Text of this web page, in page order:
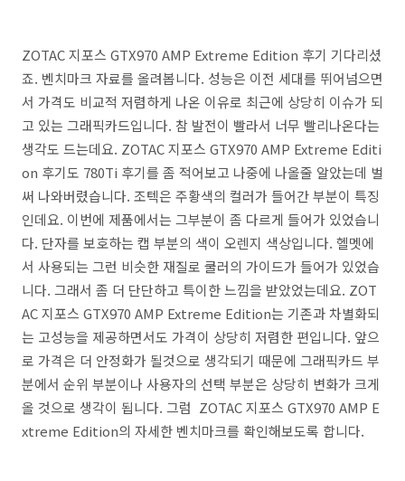
ZOTAC 지포스 GTX970 AMP Extreme Edition 후기 기다리셨
죠. 벤치마크 자료를 올려봅니다. 성능은 이전 세대를 뛰어넘으면
서 가격도 비교적 저렴하게 나온 이유로 최근에 상당히 이슈가 되
고 있는 그래픽카드입니다. 참 발전이 빨라서 너무 빨리나온다는
생각도 드는데요. ZOTAC 지포스 GTX970 AMP Extreme Editi
on 후기도 780Ti 후기를 좀 적어보고 나중에 나올줄 알았는데 벌
써 나와버렸습니다. 조텍은 주황색의 컬러가 들어간 부분이 특징
인데요. 이번에 제품에서는 그부분이 좀 다르게 들어가 있었습니
다. 단자를 보호하는 캡 부분의 색이 오렌지 색상입니다. 헬멧에
서 사용되는 그런 비슷한 재질로 쿨러의 가이드가 들어가 있었습
니다. 그래서 좀 더 단단하고 특이한 느낌을 받았었는데요. ZOT
AC 지포스 GTX970 AMP Extreme Edition는 기존과 차별화되
는 고성능을 제공하면서도 가격이 상당히 저렴한 편입니다. 앞으
로 가격은 더 안정화가 될것으로 생각되기 때문에 그래픽카드 부
분에서 순위 부분이나 사용자의 선택 부분은 상당히 변화가 크게
올 것으로 생각이 됩니다. 그럼 ZOTAC 지포스 GTX970 AMP E
xtreme Edition의 자세한 벤치마크를 확인해보도록 합니다.